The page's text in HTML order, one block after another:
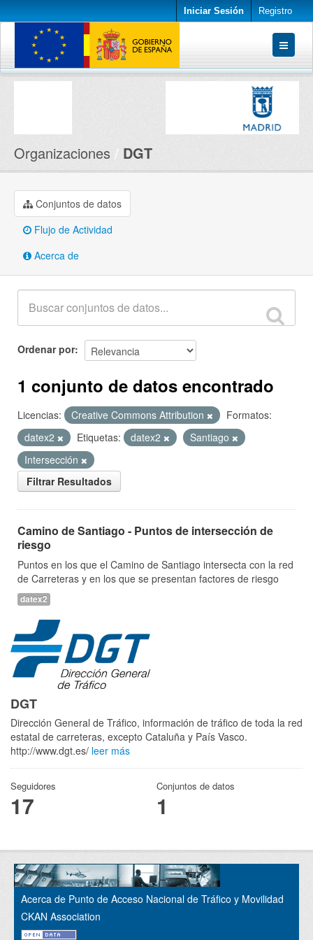
Iniciar Sesión Registro
Conjuntos de datos
Organizaciones DGT
Conjuntos de datos
Flujo de Actividad
Acerca de
Ordenar por
1 conjunto de datos encontrado
Licencias: Creative Commons Attribution
Formatos:
datex2
Etiquetas: datex2
Santiago
Intersección
Filtrar Resultados
Camino de Santiago - Puntos de intersección de
riesgo
Puntos en los que el Camino de Santiago intersecta con la red
de Carreteras y en los que se presentan factores de riesgo
datex2
DGT
Dirección General de Tráfico, información de tráfico de toda la red
estatal de carreteras, excepto Cataluña y País Vasco.
http://www.dgt.es/ leer más
Seguidores
17
Conjuntos de datos
1
Acerca de Punto de Acceso Nacional de Tráfico y Movilidad
CKAN Association